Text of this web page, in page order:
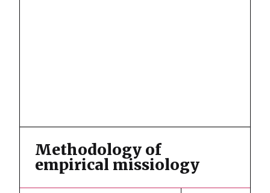
Methodology of
empirical missiology